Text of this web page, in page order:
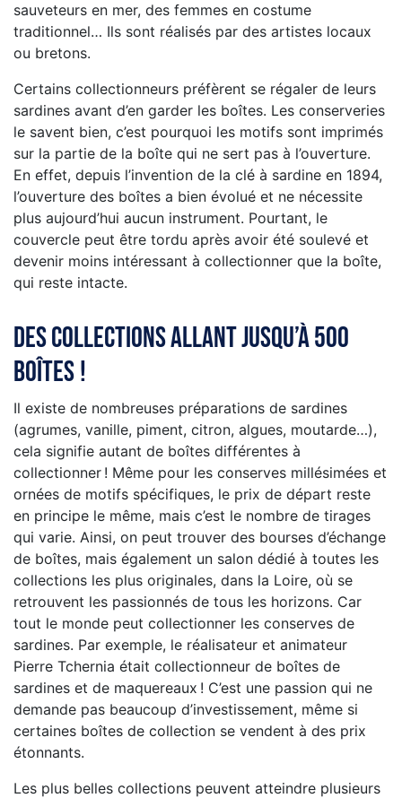
sauveteurs en mer, des femmes en costume
traditionnel… Ils sont réalisés par des artistes locaux
ou bretons.
Certains collectionneurs préfèrent se régaler de leurs
sardines avant d’en garder les boîtes. Les conserveries
le savent bien, c’est pourquoi les motifs sont imprimés
sur la partie de la boîte qui ne sert pas à l’ouverture.
En effet, depuis l’invention de la clé à sardine en 1894,
l’ouverture des boîtes a bien évolué et ne nécessite
plus aujourd’hui aucun instrument. Pourtant, le
couvercle peut être tordu après avoir été soulevé et
devenir moins intéressant à collectionner que la boîte,
qui reste intacte.
Des collections allant jusqu’à 500
boîtes !
Il existe de nombreuses préparations de sardines
(agrumes, vanille, piment, citron, algues, moutarde…),
cela signifie autant de boîtes différentes à
collectionner ! Même pour les conserves millésimées et
ornées de motifs spécifiques, le prix de départ reste
en principe le même, mais c’est le nombre de tirages
qui varie. Ainsi, on peut trouver des bourses d’échange
de boîtes, mais également un salon dédié à toutes les
collections les plus originales, dans la Loire, où se
retrouvent les passionnés de tous les horizons. Car
tout le monde peut collectionner les conserves de
sardines. Par exemple, le réalisateur et animateur
Pierre Tchernia était collectionneur de boîtes de
sardines et de maquereaux ! C’est une passion qui ne
demande pas beaucoup d’investissement, même si
certaines boîtes de collection se vendent à des prix
étonnants.
Les plus belles collections peuvent atteindre plusieurs